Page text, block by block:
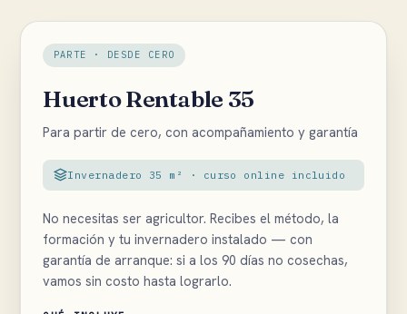
PARTE · DESDE CERO
Huerto Rentable 35
Para partir de cero, con acompañamiento y garantía
Invernadero 35 m² · curso online incluido
No necesitas ser agricultor. Recibes el método, la
formación y tu invernadero instalado — con
garantía de arranque: si a los 90 días no cosechas,
vamos sin costo hasta lograrlo.